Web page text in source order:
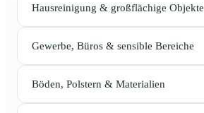
Hausreinigung & großflächige Objekte
Gewerbe, Büros & sensible Bereiche
Böden, Polstern & Materialien